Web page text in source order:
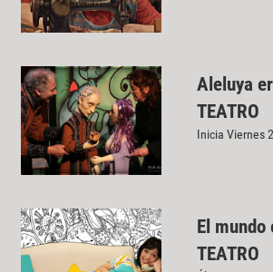
Aleluya
TEATRO
Inicia Viernes
El
TEATRO